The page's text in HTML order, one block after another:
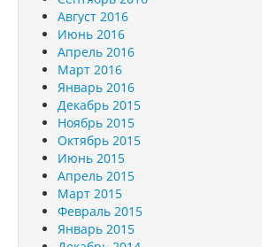
Август 2016
Июнь 2016
Апрель 2016
Март 2016
Январь 2016
Декабрь 2015
Ноябрь 2015
Октябрь 2015
Июнь 2015
Апрель 2015
Март 2015
Февраль 2015
Январь 2015